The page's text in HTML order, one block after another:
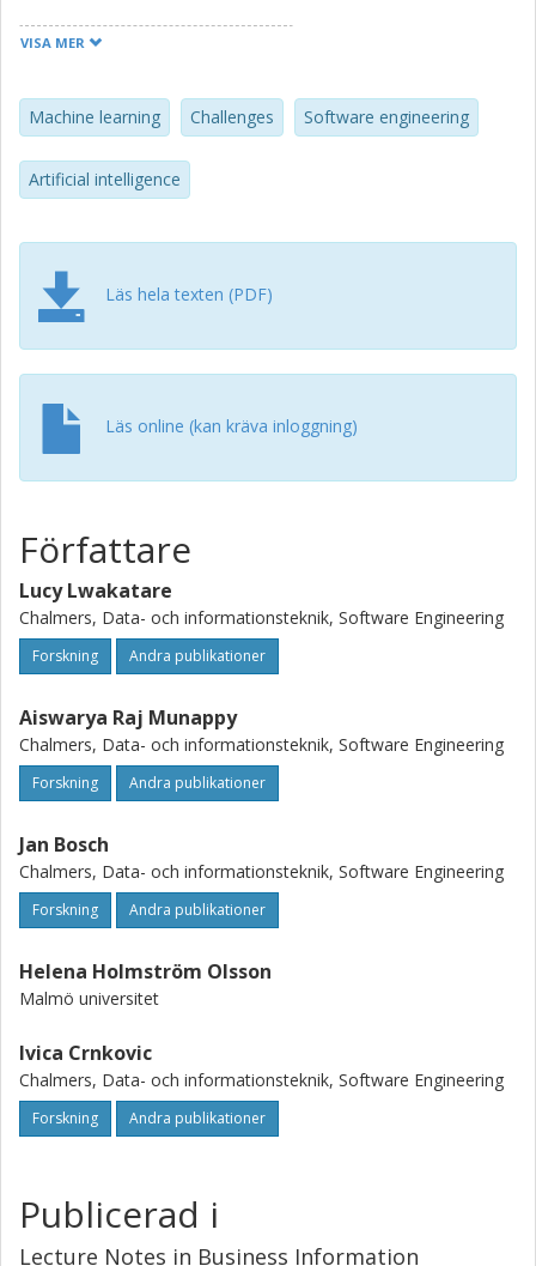
across various domains and identified main software
ML components in software-intensive system in industrial
settings. Our study provides insights to software
engineering community and research to guide discussions
and future research into applied machine learning.
VISA MER
Machine learning Challenges Software engineering
Artificial intelligence
Läs hela texten (PDF)
Läs online (kan kräva inloggning)
Författare
Lucy Lwakatare
Chalmers, Data- och informationsteknik, Software Engineering
Forskning Andra publikationer
Aiswarya Raj Munappy
Chalmers, Data- och informationsteknik, Software Engineering
Forskning Andra publikationer
Jan Bosch
Chalmers, Data- och informationsteknik, Software Engineering
Forskning Andra publikationer
Helena Holmström Olsson
Malmö universitet
Ivica Crnkovic
Chalmers, Data- och informationsteknik, Software Engineering
Forskning Andra publikationer
Publicerad i
Lecture Notes in Business Information